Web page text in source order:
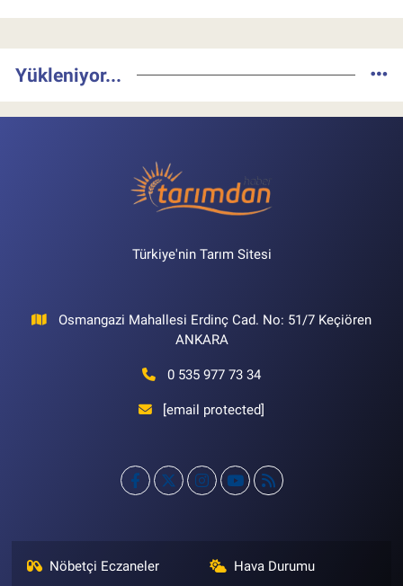
Yükleniyor...
Türkiye'nin Tarım Sitesi
Osmangazi Mahallesi Erdinç Cad. No: 51/7 Keçiören
ANKARA
0 535 977 73 34
[email protected]
Nöbetçi Eczaneler Hava Durumu